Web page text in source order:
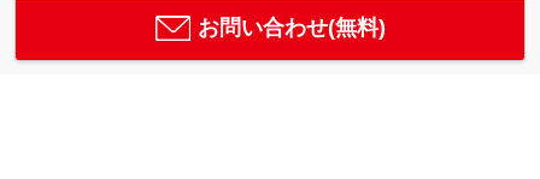
お問い合わせ(無料)